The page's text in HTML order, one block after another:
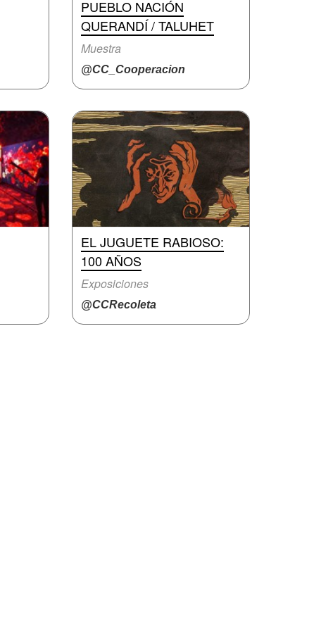
PUEBLO NACIÓN
QUERANDÍ / TALUHET
Muestra
@CC_Cooperacion
EL JUGUETE RABIOSO:
100 AÑOS
Exposiciones
@CCRecoleta